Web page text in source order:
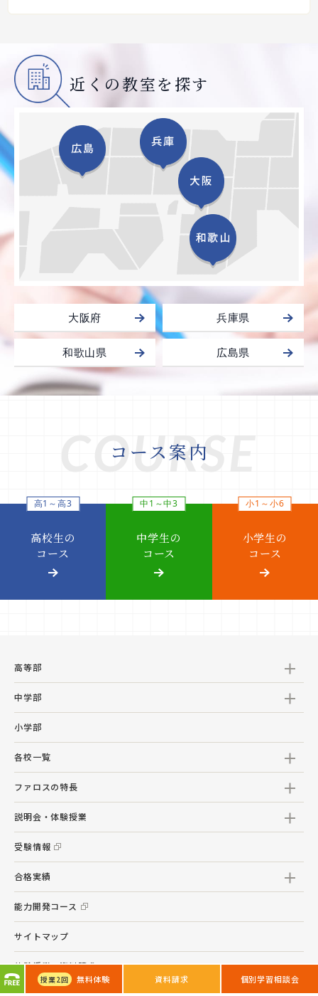
近くの教室を探す
大阪府 兵庫県
和歌山県 広島県
コース案内
COURSE
高1～高3
高校生の
コース
中1～中3
中学生の
コース
小1～小6
小学生の
コース
高等部
中学部
小学部
各校一覧
ファロスの特長
説明会・体験授業
受験情報
合格実績
能力開発コース
サイトマップ
体験授業・資料請求
授業2回 無料体験 資料請求 個別学習相談会